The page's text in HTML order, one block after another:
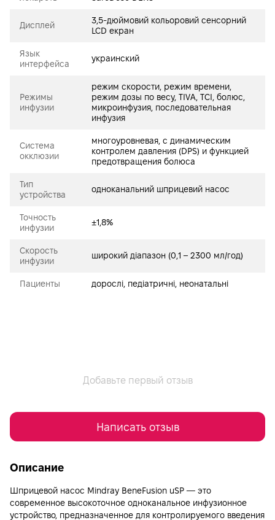
Дисплей
3,5-дюймовий кольоровий сенсорний
LCD екран
Язык
интерфейса
украинский
Режимы
инфузии
режим скорости, режим времени,
режим дозы по весу, TIVA, TCI, болюс,
микроинфузия, последовательная
инфузия
Система
окклюзии
многоуровневая, с динамическим
контролем давления (DPS) и функцией
предотвращения болюса
Тип
устройства
одноканальний шприцевий насос
Точность
инфузии
±1,8%
Скорость
инфузии
широкий діапазон (0,1 – 2300 мл/год)
Пациенты дорослі, педіатричні, неонатальні
Добавьте первый отзыв
Написать отзыв
Описание
Шприцевой насос Mindray BeneFusion uSP — это
современное высокоточное одноканальное инфузионное
устройство, предназначенное для контролируемого введения